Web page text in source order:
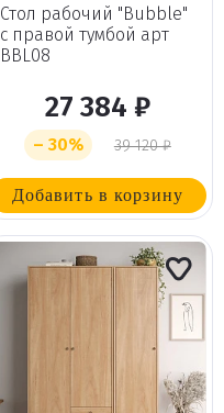
Стол рабочий "Bubble"
с правой тумбой арт
BBL08
27 384 ₽
– 30% 39 120 ₽
Добавить в корзину